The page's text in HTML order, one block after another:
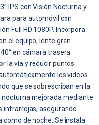
IPS con Visión Nocturna y
para automóvil con
Full HD 1080P. Incorpora
el equipo, lente gran
en cámara trasera
la vía y reducir puntos
los videos
que se sobrescriban en la
nocturna mejorada mediante
infrarrojas, asegurando
como de noche. Se instala